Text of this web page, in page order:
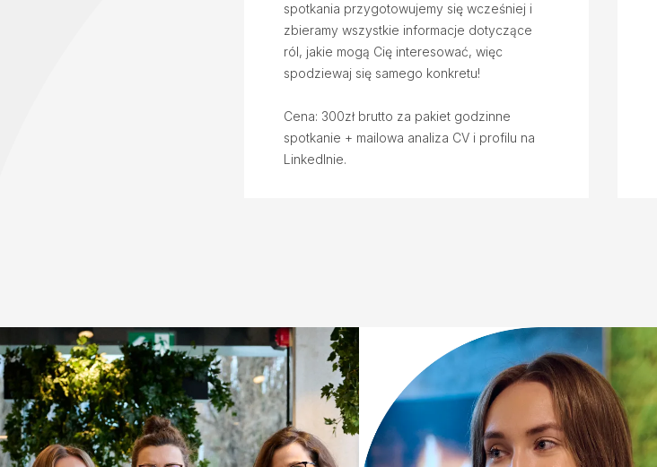
spotkania przygotowujemy się wcześniej i
zbieramy wszystkie informacje dotyczące
ról, jakie mogą Cię interesować, więc
spodziewaj się samego konkretu!
Cena: 300zł brutto za pakiet godzinne
spotkanie + mailowa analiza CV i profilu na
LinkedInie.